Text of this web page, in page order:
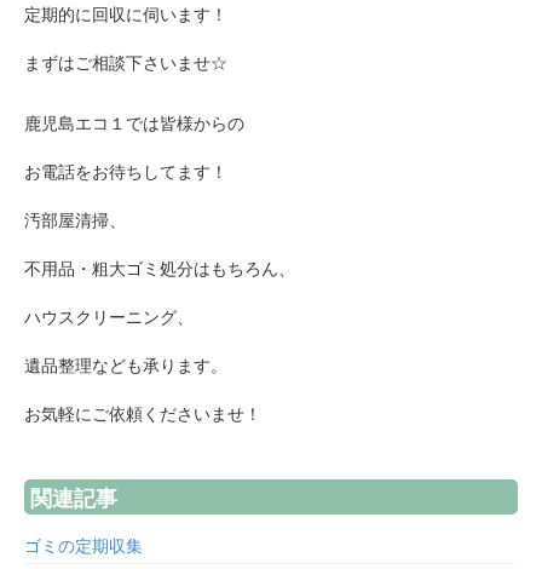
定期的に回収に伺います！
まずはご相談下さいませ☆
鹿児島エコ１では皆様からの
お電話をお待ちしてます！
汚部屋清掃、
不用品・粗大ゴミ処分はもちろん、
ハウスクリーニング、
遺品整理なども承ります。
お気軽にご依頼くださいませ！
関連記事
ゴミの定期収集